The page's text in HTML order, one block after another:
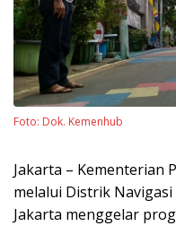
Foto: Dok. Kemenhub
Jakarta – Kementerian
melalui Distrik
Jakarta menggelar